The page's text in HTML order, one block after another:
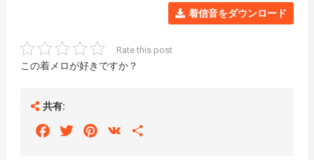
着信音をダウンロード
Rate this post
この着メロが好きですか？
共有:
FacebookTwitterPinterest
VK